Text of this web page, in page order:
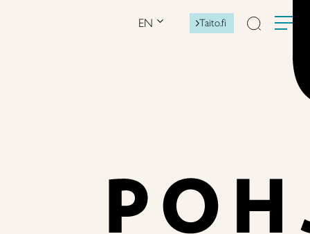
EN Taito.fi